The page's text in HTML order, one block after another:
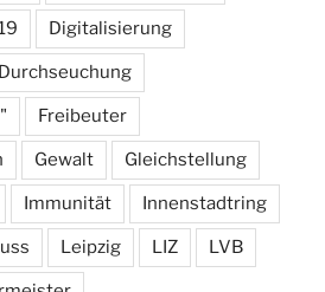
Digitalisierung
Durchseuchung
Freibeuter
Gewalt Gleichstellung
Immunität Innenstadtring
Leipzig LIZ LVB